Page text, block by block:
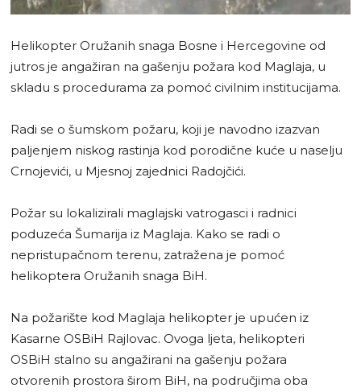
Helikopter Oružanih snaga Bosne i Hercegovine od
jutros je angažiran na gašenju požara kod Maglaja, u
skladu s procedurama za pomoć civilnim institucijama.
Radi se o šumskom požaru, koji je navodno izazvan
paljenjem niskog rastinja kod porodične kuće u naselju
Crnojevići, u Mjesnoj zajednici Radojčići.
Požar su lokalizirali maglajski vatrogasci i radnici
poduzeća Šumarija iz Maglaja. Kako se radi o
nepristupačnom terenu, zatražena je pomoć
helikoptera Oružanih snaga BiH.
Na požarište kod Maglaja helikopter je upućen iz
Kasarne OSBiH Rajlovac. Ovoga ljeta, helikopteri
OSBiH stalno su angažirani na gašenju požara
otvorenih prostora širom BiH, na područjima oba